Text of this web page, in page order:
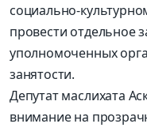
социально-
провести отдельное
уполномоченных
занятости.
Депутат маслихата
внимание на